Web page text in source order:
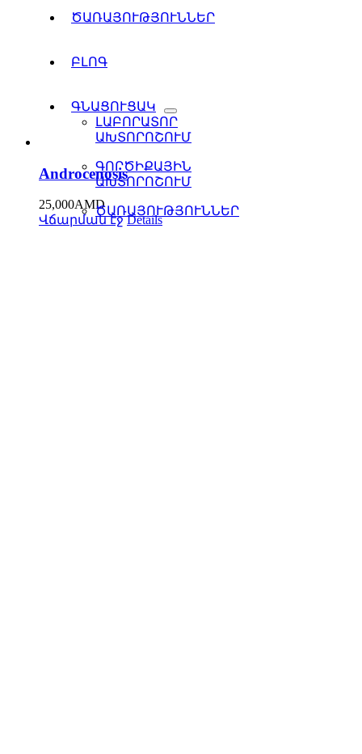
ԾԱՌԱՅՈՒԹՅՈՒՆՆԵՐ
ԲԼՈԳ
ԳՆԱՑՈՒՑԱԿ
ԼԱԲՈՐԱՏՈՐ
ԱԽՏՈՐՈՇՈՒՄ
ԳՈՐԾԻՔԱՅԻՆ
ԱԽՏՈՐՈՇՈՒՄ
ԾԱՌԱՅՈՒԹՅՈՒՆՆԵՐ
Androcenosis
25,000AMD
Վճարման էջ Details